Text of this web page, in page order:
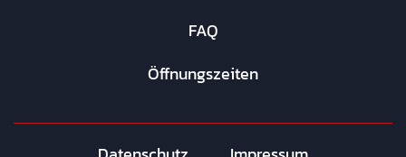
FAQ
Öffnungszeiten